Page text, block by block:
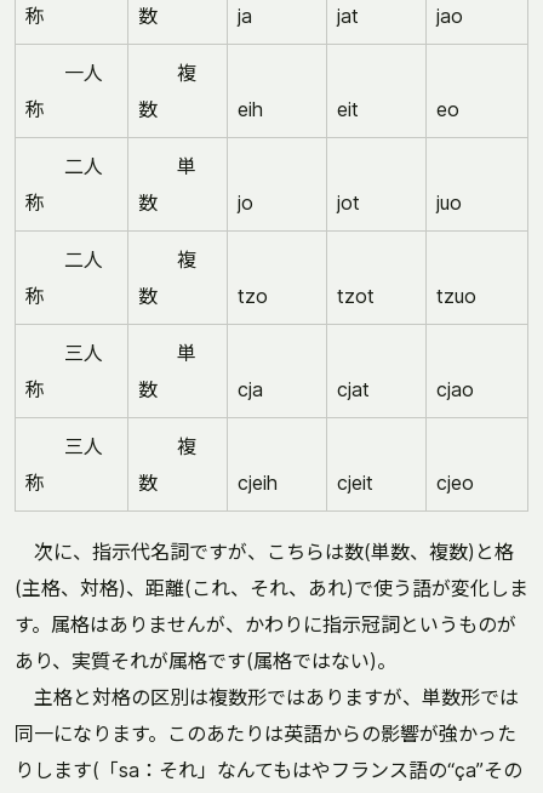
称
数
ja jat jao
一人
称
複
数
eih eit eo
二人
称
単
数
jo jot juo
二人
称
複
数
tzo tzot tzuo
三人
称
単
数
cja cjat cjao
三人
称
複
数
cjeih cjeit cjeo
次に、指示代名詞ですが、こちらは数(単数、複数)と格
(主格、対格)、距離(これ、それ、あれ)で使う語が変化しま
す。属格はありませんが、かわりに指示冠詞というものが
あり、実質それが属格です(属格ではない)。
主格と対格の区別は複数形ではありますが、単数形では
同一になります。このあたりは英語からの影響が強かった
りします(「sa：それ」なんてもはやフランス語の“ça”その